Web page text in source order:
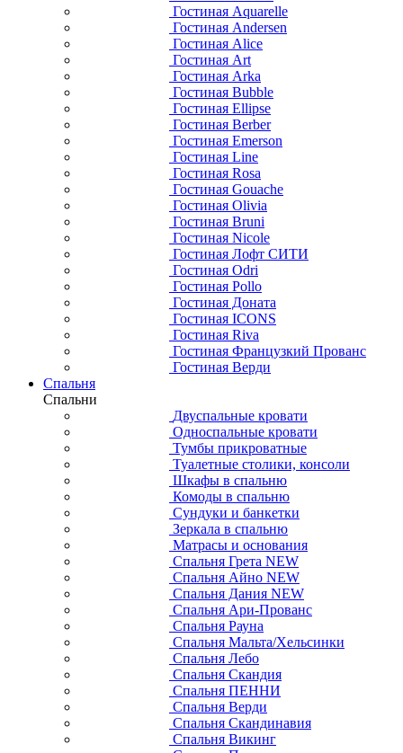
Гостиная Aquarelle
Гостиная Andersen
Гостиная Alice
Гостиная Art
Гостиная Arka
Гостиная Bubble
Гостиная Ellipse
Гостиная Berber
Гостиная Emerson
Гостиная Line
Гостиная Rosa
Гостиная Gouache
Гостиная Olivia
Гостиная Bruni
Гостиная Nicole
Гостиная Лофт СИТИ
Гостиная Odri
Гостиная Pollo
Гостиная Доната
Гостиная ICONS
Гостиная Riva
Гостиная Французкий Прованс
Гостиная Верди
Спальня
Спальни
Двуспальные кровати
Односпальные кровати
Тумбы прикроватные
Туалетные столики, консоли
Шкафы в спальню
Комоды в спальню
Сундуки и банкетки
Зеркала в спальню
Матрасы и основания
Спальня Грета NEW
Спальня Айно NEW
Спальня Дания NEW
Спальня Ари-Прованс
Спальня Рауна
Спальня Мальта/Хельсинки
Спальня Лебо
Спальня Скандия
Спальня ПЕННИ
Спальня Верди
Спальня Скандинавия
Спальня Викинг